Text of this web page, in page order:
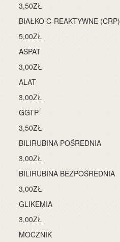
3,50ZŁ
BIAŁKO C-REAKTYWNE (CRP)
5,00ZŁ
ASPAT
3,00ZŁ
ALAT
3,00ZŁ
GGTP
3,50ZŁ
BILIRUBINA POŚREDNIA
3,00ZŁ
BILIRUBINA BEZPOŚREDNIA
3,00ZŁ
GLIKEMIA
3,00ZŁ
MOCZNIK